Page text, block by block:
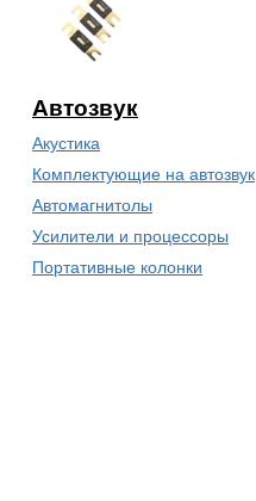
Автозвук
Акустика
Комплектующие на автозвук
Автомагнитолы
Усилители и процессоры
Портативные колонки